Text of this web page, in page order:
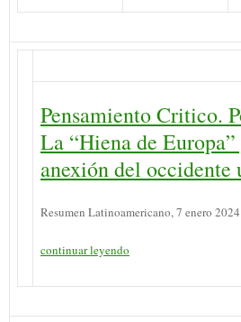
Pensamiento Critico.
La “Hiena de
anexión del occidente
Resumen Latinoamericano, 7 enero 2024
continuar leyendo